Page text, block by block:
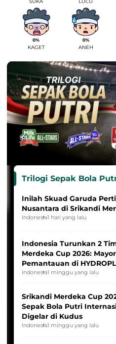
0%
KAGET
0%
ANEH
Trilogi Sepak Bola
Inilah Skuad Garuda
Nusantara di Srikandi
Indonesia1 hari yang lalu
Indonesia Turunkan 2
Merdeka Cup 2026:
Pemantauan di
League
Indonesia1 minggu yang lalu
Srikandi Merdeka Cup
Sepak Bola Putri
Digelar di Kudus
Indonesia1 minggu yang lalu